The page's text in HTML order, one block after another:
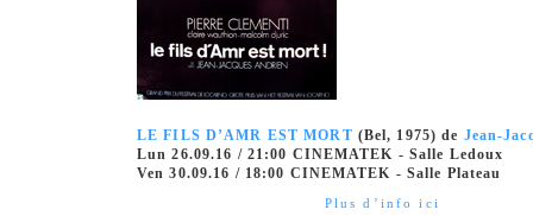
LE FILS D’AMR EST MORT (Bel, 1975) de Jean-
Lun 26.09.16 / 21:00 CINEMATEK - Salle Ledoux
Ven 30.09.16 / 18:00 CINEMATEK - Salle Plateau
Plus d’info ici